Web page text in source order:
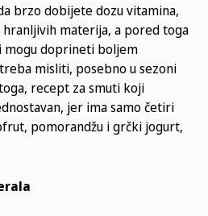
brzo dobijete dozu vitamina,
materija, a pored toga
mogu doprineti boljem
misliti, posebno u sezoni
recept za smuti koji
jer ima samo četiri
pomorandžu i grčki jogurt,